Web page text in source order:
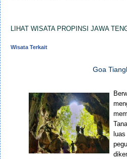
LIHAT WISATA PROPINSI JAWA
Wisata Terkait
Goa